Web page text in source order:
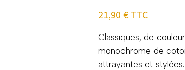
21,90 € TTC
Classiques, de
monochrome de
attrayantes et